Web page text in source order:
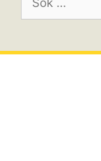
efter: